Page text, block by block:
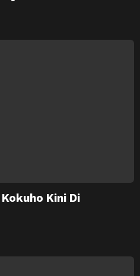
Kini Di